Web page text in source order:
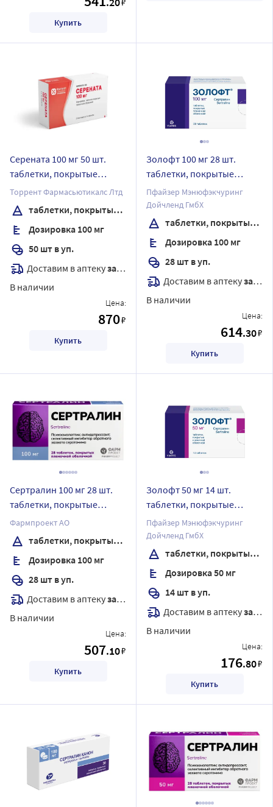
Купить
Серената 100 мг 50 шт.
таблетки, покрытые
пленочной оболочкой
Торрент Фармасьютикалс Лтд
таблетки, покрытые пленочной оболочкой
Дозировка 100 мг
50 шт в уп.
Доставим в аптекузавтра
В наличии
Цена:
870₽
Купить
Золофт 100 мг 28 шт.
таблетки, покрытые
пленочной оболочкой
Пфайзер Мэнюфэкчуринг
Дойчленд ГмбХ
таблетки, покрытые пленочной оболочкой
Дозировка 100 мг
28 шт в уп.
Доставим в аптекузавтра
В наличии
Цена:
614.30₽
Купить
Сертралин 100 мг 28 шт.
таблетки, покрытые
пленочной оболочкой
Фармпроект АО
таблетки, покрытые пленочной оболочкой
Дозировка 100 мг
28 шт в уп.
Доставим в аптекузавтра
В наличии
Цена:
507.10₽
Купить
Золофт 50 мг 14 шт.
таблетки, покрытые
пленочной оболочкой
Пфайзер Мэнюфэкчуринг
Дойчленд ГмбХ
таблетки, покрытые пленочной оболочкой
Дозировка 50 мг
14 шт в уп.
Доставим в аптекузавтра
В наличии
Цена:
176.80₽
Купить